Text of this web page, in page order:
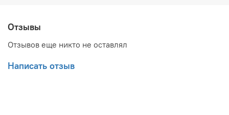
Регулировка мощности от 18% до 100% в
Гарантированное качество и безопасность. De
который использует только высококачественные
Отзывы
Отзывов еще никто не оставлял
Написать отзыв